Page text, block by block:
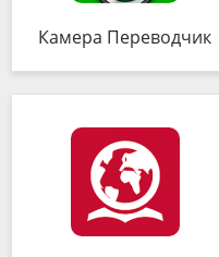
Камера Переводчик